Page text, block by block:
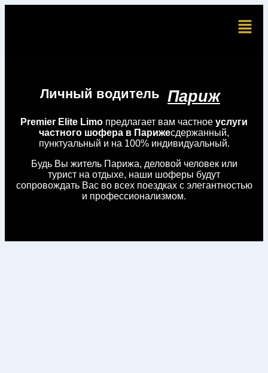
Личный водитель Париж
Premier Elite Limo предлагает вам частное услуги
частного шофера в Парижесдержанный,
пунктуальный и на 100% индивидуальный.
Будь Вы житель Парижа, деловой человек или
турист на отдыхе, наши шоферы будут
сопровождать Вас во всех поездках с элегантностью
и профессионализмом.